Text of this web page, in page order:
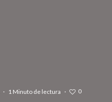
· 1 Minuto de lectura · 0